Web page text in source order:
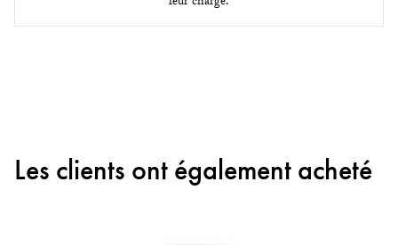
Les clients ont également acheté